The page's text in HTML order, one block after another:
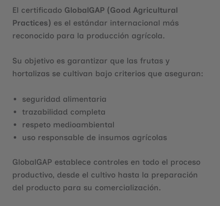
El certificado GlobalGAP (Good Agricultural
Practices) es el estándar internacional más
reconocido para la producción agrícola.
Su objetivo es garantizar que las frutas y
hortalizas se cultivan bajo criterios que aseguran:
seguridad alimentaria
trazabilidad completa
respeto medioambiental
uso responsable de insumos agrícolas
GlobalGAP establece controles en todo el proceso
productivo, desde el cultivo hasta la preparación
del producto para su comercialización.